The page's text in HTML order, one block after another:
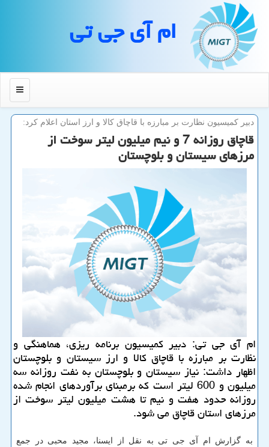
ام آی جی تی
منو
دبیر كمیسیون نظارت بر مبارزه با قاچاق كالا و ارز استان اعلام كرد:
قاچاق روزانه 7 و نیم میلیون لیتر سوخت از
مرزهای سیستان و بلوچستان
ام آی جی تی: دبیر كمیسیون برنامه ریزی، هماهنگی و
نظارت بر مبارزه با قاچاق كالا و ارز سیستان و بلوچستان
اظهار داشت: نیاز سیستان و بلوچستان به نفت روزانه سه
میلیون و 600 لیتر است كه برمبنای برآوردهای انجام شده
روزانه حدود هفت و نیم تا هشت میلیون لیتر سوخت از
مرزهای استان قاچاق می شود.
به گزارش ام آی جی تی به نقل از ایسنا، مجید محبی در جمع